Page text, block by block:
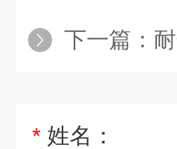
下一篇：
* 姓名：